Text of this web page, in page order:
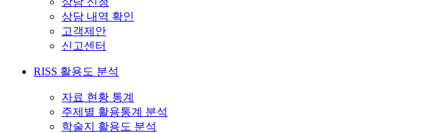
상담 내역 확인
고객제안
신고센터
RISS 활용도 분석
자료 현황 통계
주제별 활용통계 분석
학술지 활용도 분석